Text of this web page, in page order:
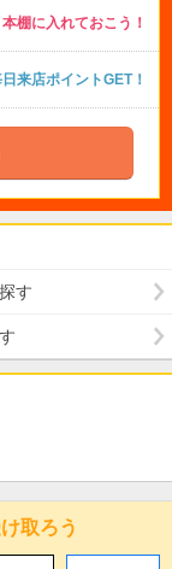
本棚に入れておこう！
来店ポイントGET！
す
取ろう